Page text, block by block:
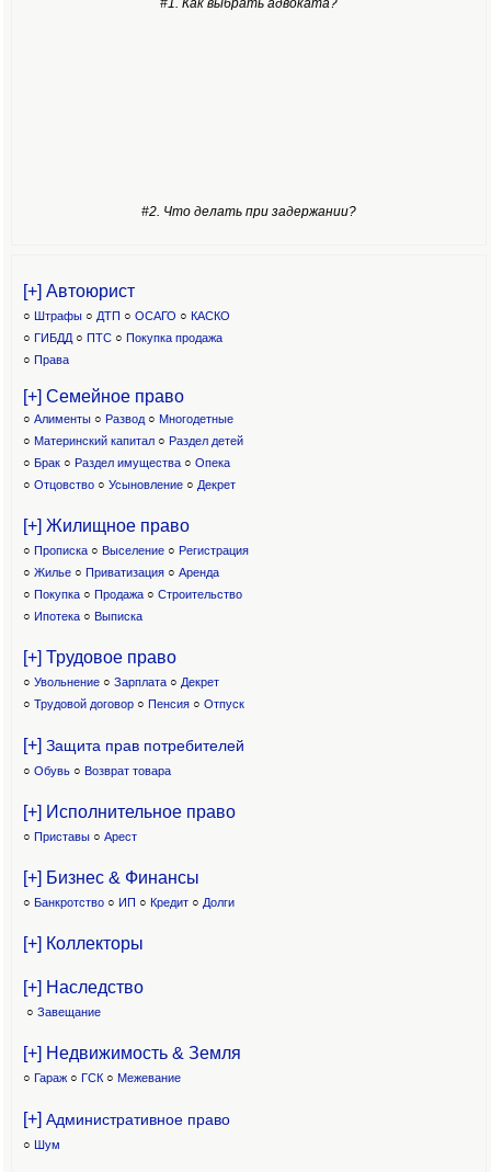
#2. Что делать при задержании?
[+] Автоюрист
○ Штрафы ○ ДТП ○ ОСАГО ○ КАСКО
○ ГИБДД ○ ПТС ○ Покупка продажа
○ Права
[+] Семейное право
○ Алименты ○ Развод ○ Многодетные
○ Материнский капитал○ Раздел детей
○ Брак ○ Раздел имущества ○ Опека
○ Отцовство○ Усыновление ○ Декрет
[+] Жилищное право
○ Прописка ○ Выселение ○ Регистрация
○ Жилье ○ Приватизация ○ Аренда
○ Покупка ○ Продажа ○ Строительство
○ Ипотека ○ Выписка
[+] Трудовое право
○ Увольнение ○ Зарплата ○ Декрет
○ Трудовой договор ○ Пенсия ○ Отпуск
[+] Защита прав потребителей
○ Обувь ○ Возврат товара
[+] Исполнительное право
○ Приставы ○ Арест
[+] Бизнес & Финансы
○ Банкротство ○ ИП ○ Кредит ○ Долги
[+] Коллекторы
[+] Наследство
○ Завещание
[+] Недвижимость & Земля
○ Гараж ○ ГСК ○ Межевание
[+] Административное право
○ Шум